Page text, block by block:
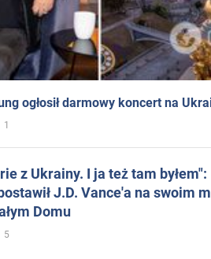
ogłosił darmowy koncert na
1
z Ukrainy. I ja też tam
J.D. Vance'a na swoim
Domu
5